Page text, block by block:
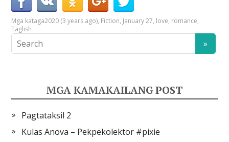
Mga kataga2020 (3 years ago), Fiction, January 27, love, romance,
Taglish
MGA KAMAKAILANG POST
Pagtataksil 2
Kulas Anova – Pekpekolektor #pixie